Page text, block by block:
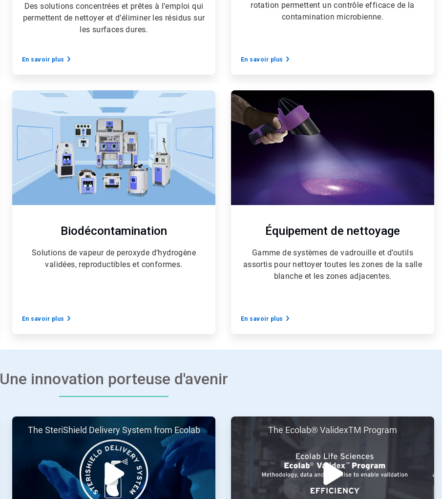
Des solutions concentrées et prêtes à l’emploi qui
permettent de nettoyer et d’éliminer les résidus sur
les surfaces dures.
En savoir plus
rotation permettent un contrôle efficace de la
contamination microbienne.
En savoir plus
ArticleTile
de
Biodécontamination
Solutions de vapeur de peroxyde d’hydrogène
validées, reproductibles et conformes.
En savoir plus
Équipement de nettoyage
Gamme de systèmes de vadrouille et d’outils
assortis pour nettoyer toutes les zones de la salle
blanche et les zones adjacentes.
En savoir plus
Une innovation porteuse d'avenir
2
de
3
The SteriShield Delivery System from Ecolab
3
The Ecolab® ValidexTM Program